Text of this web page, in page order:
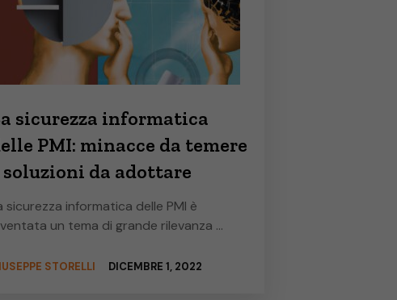
sicurezza informatica
PMI: minacce da temere
soluzioni da adottare
sicurezza informatica delle PMI è
un tema di grande rilevanza …
STORELLI DICEMBRE 1, 2022